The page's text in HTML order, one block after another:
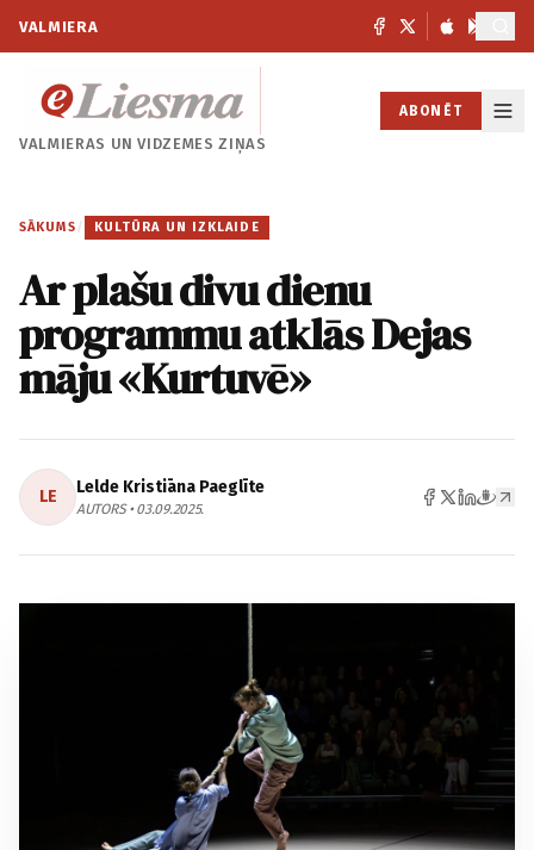
VALMIERA
VALMIERAS UNVIDZEMES ZIŅAS
ABONĒT
SĀKUMS / KULTŪRA UN IZKLAIDE
Ar plašu divu dienu
programmu atklās Dejas
māju «Kurtuvē»
LE Lelde Kristiāna Paeglīte
AUTORS • 03.09.2025.